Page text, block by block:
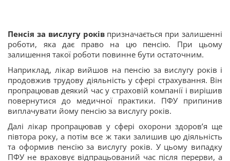
Пенсія за вислугу роківпризначається при залишенні
роботи, яка дає право на цю пенсію. При цьому
залишення такої роботи повинне бути остаточним.
Наприклад, лікар вийшов на пенсію за вислугу років і
продовжив трудову діяльність у сфері страхування. Він
пропрацював деякий час у страховій компанії і вирішив
повернутися до медичної практики. ПФУ припинив
виплачувати йому пенсію за вислугу років.
Далі лікар пропрацював у сфері охорони здоров’я ще
півтора року, а потім все ж таки залишив цю діяльність
та оформив пенсію за вислугу років. У цьому випадку
ПФУ не враховує відпрацьований час після перерви, а